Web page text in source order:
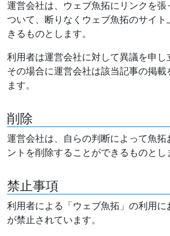
運営会社は、ウェブ魚拓にリンクを張
ついて、断りなくウェブ魚拓のサイト
きるものとします。
利用者は運営会社に対して異議を申し
その場合に運営会社は該当記事の掲載
ます。
削除
運営会社は、自らの判断によって魚拓
ントを削除することができるものとし
禁止事項
利用者による「ウェブ魚拓」の利用に
が禁止されています。